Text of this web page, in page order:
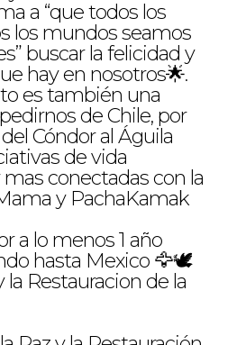
a “que todos los
los mundos seamos
buscar la felicidad y
hay en nosotros🌟.
es también una
de Chile, por
Cóndor al Águila
de vida
conectadas con la
y PachaKamak
a lo menos 1 año
hasta Mexico 🦅🕊
la Restauracion de la